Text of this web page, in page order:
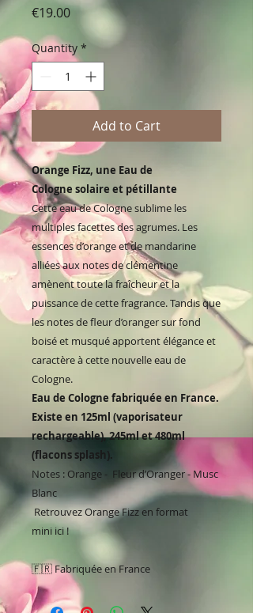
€19.00Price
Quantity *
Add to Cart
Orange Fizz, une Eau de
Cologne solaire et pétillante
Cette eau de Cologne sublime les
multiples facettes des agrumes. Les
essences d’orange et de mandarine
alliées aux notes de clémentine
amènent toute la fraîcheur et la
puissance de cette fragrance. Tandis que
les notes de fleur d’oranger sur fond
boisé et musqué apportent élégance et
caractère à cette nouvelle eau de
Cologne.
Eau de Cologne fabriquée en France.
Existe en 125ml (vaporisateur
rechargeable), 245ml et 480ml
(flacons splash).
Notes : Orange - Fleur d’Oranger - Musc
Blanc
Retrouvez Orange Fizz en format
mini ici !
🇫🇷 Fabriquée en France